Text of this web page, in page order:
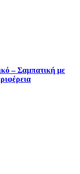
– Σαμπατική με